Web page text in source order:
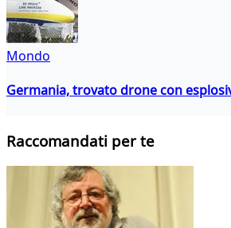
Mondo
Germania, trovato drone con
Raccomandati per te